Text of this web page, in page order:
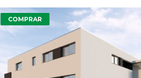
COMPRAR